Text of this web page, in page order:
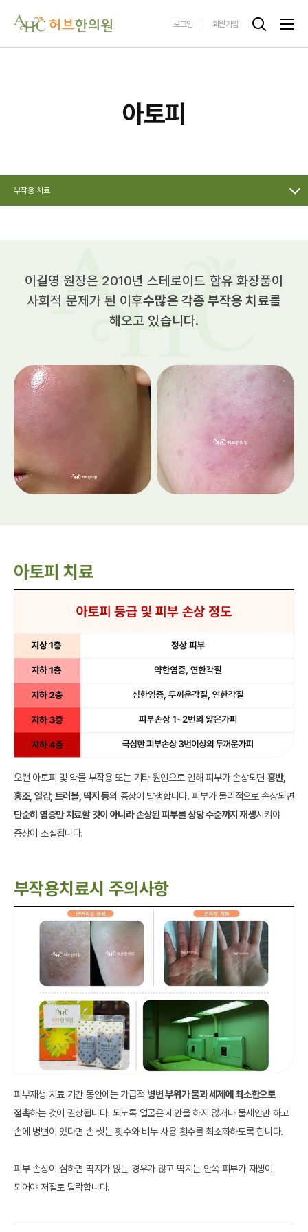
로그인 회원가입
아토피
부작용 치료
이길영 원장은 2010년 스테로이드 함유 화장품이
사회적 문제가 된 이후수많은 각종 부작용 치료를
해오고 있습니다.
아토피 치료
오랜 아토피 및 약물 부작용 또는 기타 원인으로 인해 피부가 손상되면 홍반,
홍조, 열감, 트러블, 딱지 등의 증상이 발생합니다. 피부가 물리적으로 손상되면
단순히 염증만 치료할 것이 아니라 손상된 피부를 상당 수준까지 재생시켜야
증상이 소실됩니다.
부작용치료시 주의사항
피부재생 치료 기간 동안에는 가급적 병변 부위가 물과 세제에 최소한으로
접촉하는 것이 권장됩니다. 되도록 얼굴은 세안을 하지 않거나 물세안만 하고
손에 병변이 있다면 손 씻는 횟수와 비누 사용 횟수를 최소화하도록 합니다.
피부 손상이 심하면 딱지가 앉는 경우가 많고 딱지는 안쪽 피부가 재생이
되어야 저절로 탈락합니다.